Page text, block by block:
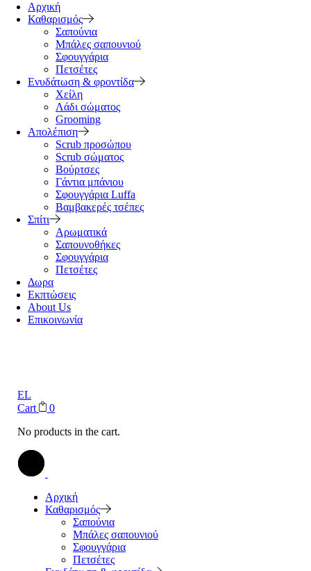
Αρχική
Καθαρισμός
Σαπούνια
Μπάλες σαπουνιού
Σφουγγάρια
Πετσέτες
Ενυδάτωση & φροντίδα
Χείλη
Λάδι σώματος
Grooming
Απολέπιση
Scrub προσώπου
Scrub σώματος
Βούρτσες
Γάντια μπάνιου
Σφουγγάρια Luffa
Βαμβακερές τσέπες
Σπίτι
Αρωματικά
Σαπουνοθήκες
Σφουγγάρια
Πετσέτες
Δωρα
Εκπτώσεις
About Us
Επικοινωνία
EL
Cart
0
No products in the cart.
Αρχική
Καθαρισμός
Σαπούνια
Μπάλες σαπουνιού
Σφουγγάρια
Πετσέτες